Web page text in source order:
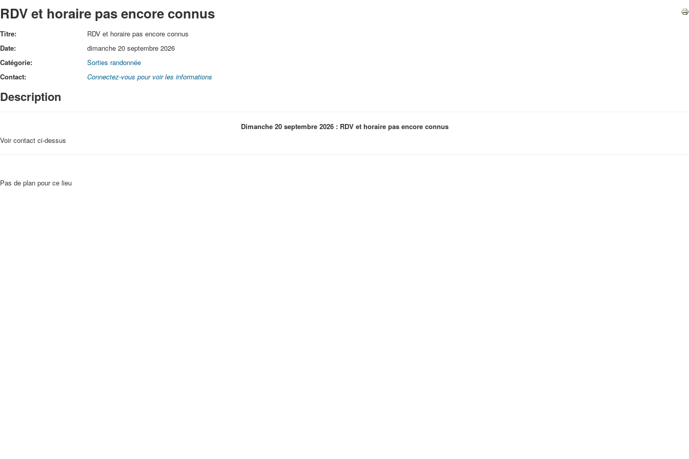
RDV et horaire pas encore connus
Titre:
RDV et horaire pas encore connus
Date:
dimanche 20 septembre 2026
Catégorie:
Sorties randonnée
Contact:
Connectez-vous pour voir les informations
Description
Dimanche 20 septembre 2026 : RDV et horaire pas encore connus
Voir contact ci-dessus
Pas de plan pour ce lieu